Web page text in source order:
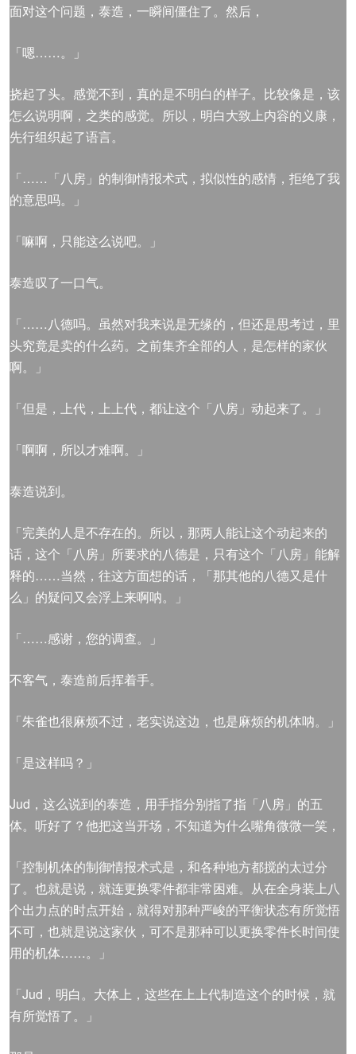
面对这个问题，泰造，一瞬间僵住了。然后，
「嗯……。」
挠起了头。感觉不到，真的是不明白的样子。比较像是，该
怎么说明啊，之类的感觉。所以，明白大致上内容的义康，
先行组织起了语言。
「……「八房」的制御情报术式，拟似性的感情，拒绝了我
的意思吗。」
「嘛啊，只能这么说吧。」
泰造叹了一口气。
「……八德吗。虽然对我来说是无缘的，但还是思考过，里
头究竟是卖的什么药。之前集齐全部的人，是怎样的家伙
啊。」
「但是，上代，上上代，都让这个「八房」动起来了。」
「啊啊，所以才难啊。」
泰造说到。
「完美的人是不存在的。所以，那两人能让这个动起来的
话，这个「八房」所要求的八德是，只有这个「八房」能解
释的……当然，往这方面想的话，「那其他的八德又是什
么」的疑问又会浮上来啊呐。」
「……感谢，您的调查。」
不客气，泰造前后挥着手。
「朱雀也很麻烦不过，老实说这边，也是麻烦的机体呐。」
「是这样吗？」
Jud，这么说到的泰造，用手指分别指了指「八房」的五
体。听好了？他把这当开场，不知道为什么嘴角微微一笑，
「控制机体的制御情报术式是，和各种地方都搅的太过分
了。也就是说，就连更换零件都非常困难。从在全身装上八
个出力点的时点开始，就得对那种严峻的平衡状态有所觉悟
不可，也就是说这家伙，可不是那种可以更换零件长时间使
用的机体……。」
「Jud，明白。大体上，这些在上上代制造这个的时候，就
有所觉悟了。」